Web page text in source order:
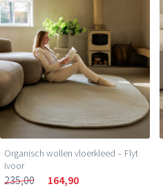
Organisch wollen vloerkleed – Flyt
ivoor
235,00 164,90